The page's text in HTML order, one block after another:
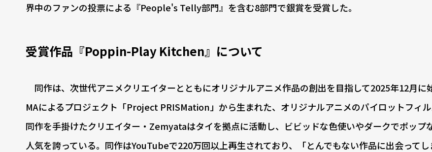
界中のファンの投票による『People's Telly部門』を含む8部門で銀賞を受賞した。
受賞作品『Poppin-Play Kitchen』について
同作は、次世代アニメクリエイターとともにオリジナルアニメ作品の創出を目指して2025年12月に
MAによるプロジェクト「Project PRISMation」から生まれた、オリジナルアニメのパイロットフィル
同作を手掛けたクリエイター・Zemyataはタイを拠点に活動し、ビビッドな色使いやダークでポップ
人気を誇っている。同作はYouTubeで220万回以上再生されており、「とんでもない作品に出会ってし